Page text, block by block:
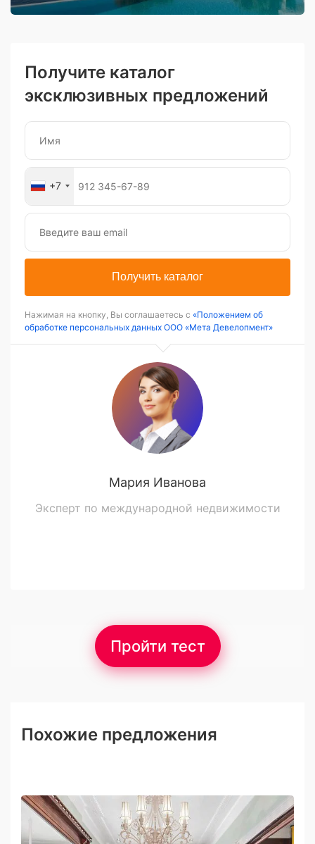
Получите каталог
эксклюзивных предложений
+7
Получить каталог
Нажимая на кнопку, Вы соглашаетесь с «Положением об
обработке персональных данных ООО «Мета Девелопмент»
Мария Иванова
Эксперт по международной недвижимости
Пройти тест
Похожие предложения